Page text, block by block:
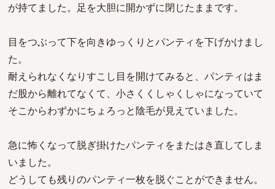
が持てました。足を大胆に開かずに閉じたままです。
目をつぶって下を向きゆっくりとパンティを下げかけまし
た。
耐えられなくなりすこし目を開けてみると、パンティはま
だ股から離れてなくて、小さくくしゃくしゃになっていて
そこからわずかにちょろっと陰毛が見えていました。
急に怖くなって脱ぎ掛けたパンティをまたはき直してしま
いました。
どうしても残りのパンティ一枚を脱ぐことができません。